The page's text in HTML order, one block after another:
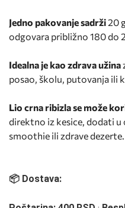
Jedno pakovanje sadrži20
odgovara približno 180 do
Idealna je kao zdrava užina
posao, školu, putovanja ili
Lio crna ribizla se može
direktno iz kesice, dodati u
smoothie ili zdrave dezerte.
📦 Dostava: